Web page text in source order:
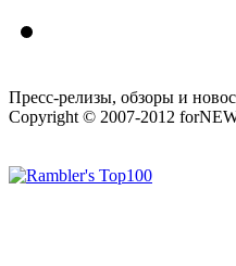
Пресс-релизы, обзоры и
Copyright © 2007-2012